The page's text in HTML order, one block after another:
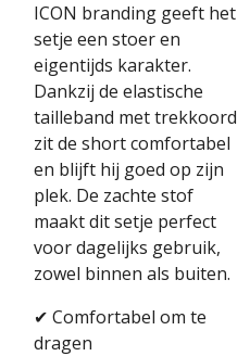
ICON branding geeft het
setje een stoer en
eigentijds karakter.
Dankzij de elastische
tailleband met trekkoord
zit de short comfortabel
en blijft hij goed op zijn
plek. De zachte stof
maakt dit setje perfect
voor dagelijks gebruik,
zowel binnen als buiten.
✔ Comfortabel om te
dragen